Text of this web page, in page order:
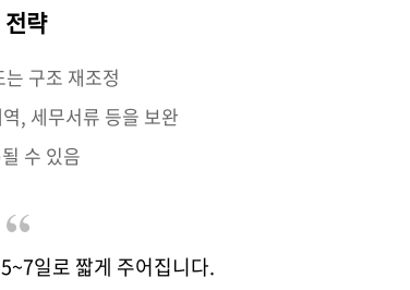
략
구조 재조정
, 세무서류 등을 보완
수 있음
일로 짧게 주어집니다.